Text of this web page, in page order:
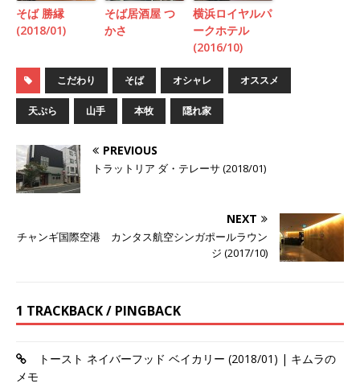
そば 勝縁
(2018/01)
そば居酒屋 つ
かさ
横浜ロイヤルパ
ークホテル
(2016/10)
こだわり そば オシャレ オススメ
天ぷら 山手 本牧 隠れ家
PREVIOUS
トラットリア ダ・テレーサ (2018/01)
NEXT
チャンギ国際空港 カンタス航空シンガポールラウン
ジ (2017/10)
1 TRACKBACK / PINGBACK
トースト ネイバーフッド ベイカリー (2018/01) | キムラの
メモ